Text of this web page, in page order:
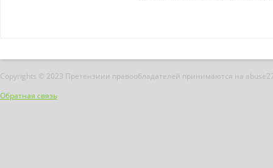
Copyrights © 2023 Претензиии правообладателей принимаются на
Обратная связь